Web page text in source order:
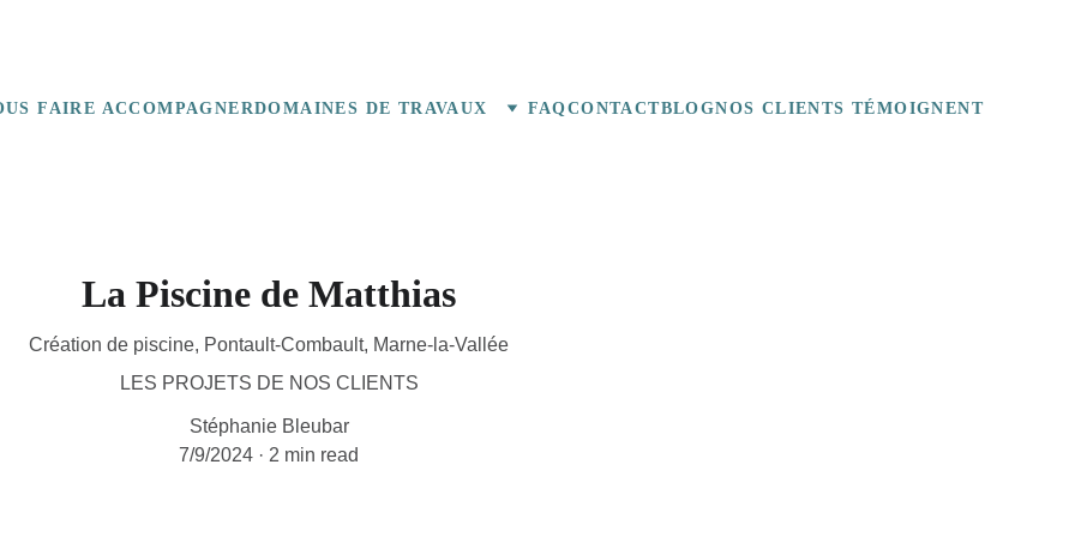
FAIRE ACCOMPAGNERDOMAINES DE TRAVAUX FAQCONTACTBLOGNOS CLIENTS TÉMOIGNENT
La Piscine de Matthias
Création de piscine, Pontault-Combault, Marne-la-Vallée
LES PROJETS DE NOS CLIENTS
Stéphanie Bleubar
7/9/2024
2 min read